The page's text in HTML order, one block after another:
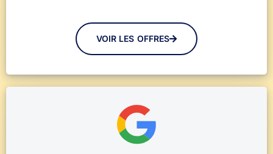
VOIR LES OFFRES